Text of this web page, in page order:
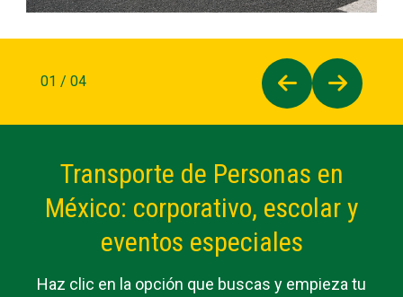
Transporte de Personas en
México: corporativo, escolar y
eventos especiales
Haz clic en la opción que buscas y empieza tu
02 / 04